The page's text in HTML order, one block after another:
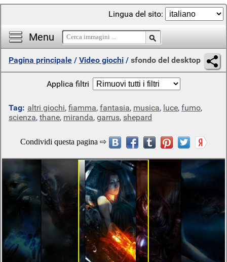
Menu
Lingua del sito:
Pagina principale / Video giochi / sfondo del desktop
Applica filtri
Tag: altri giochi, fiamma, fantasia, musica, luce, fumo,
scienza, thane, miranda, garrus, shepard